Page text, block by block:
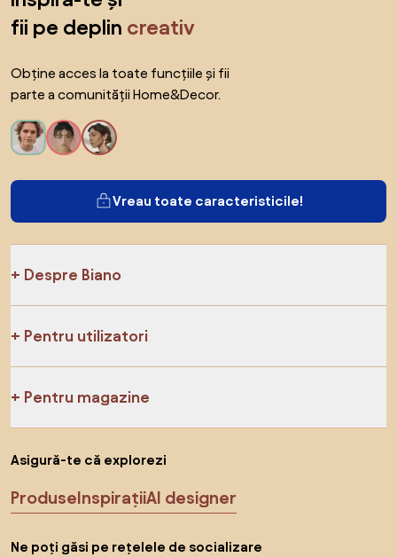
fii pe deplin creativ
Obține acces la toate funcțiile și fii
parte a comunității Home&Decor.
Vreau toate caracteristicile!
Despre Biano
Pentru utilizatori
Pentru magazine
Asigură-te că explorezi
ProduseInspirațiiAI designer
Ne poți găsi pe rețelele de socializare